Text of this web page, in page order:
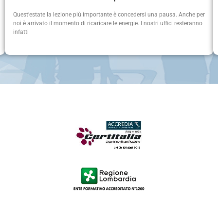
Quest’estate la lezione più importante è concedersi una pausa. Anche per
noi è arrivato il momento di ricaricare le energie. I nostri uffici resteranno
infatti